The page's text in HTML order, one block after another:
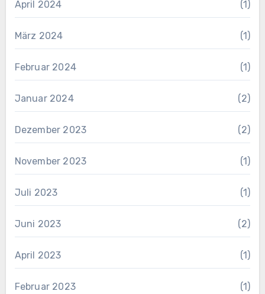
April 2024 (1)
März 2024 (1)
Februar 2024 (1)
Januar 2024 (2)
Dezember 2023 (2)
November 2023 (1)
Juli 2023 (1)
Juni 2023 (2)
April 2023 (1)
Februar 2023 (1)